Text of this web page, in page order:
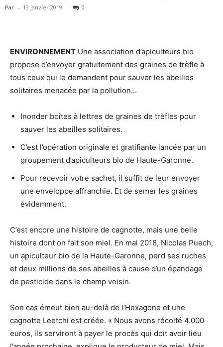
Par - 13 janvier 2019 0
ENVIRONNEMENT Une association d’apiculteurs bio
propose d’envoyer gratuitement des graines de trèfle à
tous ceux qui le demandent pour sauver les abeilles
solitaires menacée par la pollution…
Inonder boîtes à lettres de graines de trèfles pour
sauver les abeilles solitaires.
C’est l’opération originale et gratifiante lancée par un
groupement d’apiculteurs bio de Haute-Garonne.
Pour recevoir votre sachet, il suffit de leur envoyer
une enveloppe affranchie. Et de semer les graines
évidemment.
C’est encore une histoire de cagnotte, mais une belle
histoire dont on fait son miel. En mai 2018, Nicolas Puech,
un apiculteur bio de la Haute-Garonne, perd ses ruches
et deux millions de ses abeilles à cause d’un épandage
de pesticide dans le champ voisin.
Son cas émeut bien au-delà de l’Hexagone et une
cagnotte Leetchi est créée. « Nous avons récolté 4.000
euros, ils serviront à payer le procès qui doit avoir lieu